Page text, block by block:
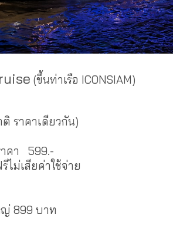
(ขึ้นท่าเรือ ICONSIAM)
ราคาเดียวกัน)
คา 599.-
ไม่เสียค่าใช้จ่าย
ญ่ 899 บาท